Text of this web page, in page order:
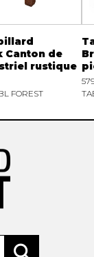
Canton de
rustique
FOREST